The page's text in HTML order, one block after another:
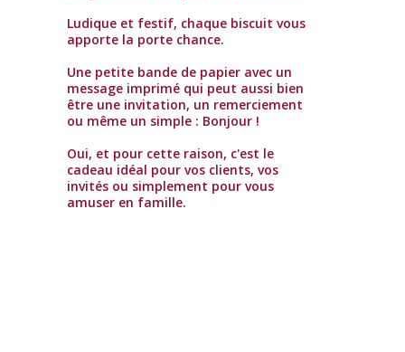
Ludique et festif, chaque biscuit vous
apporte la porte chance.
Une petite bande de papier avec un
message imprimé qui peut aussi bien
être une invitation, un remerciement
ou même un simple : Bonjour !
Oui, et pour cette raison, c'est le
cadeau idéal pour vos clients, vos
invités ou simplement pour vous
amuser en famille.